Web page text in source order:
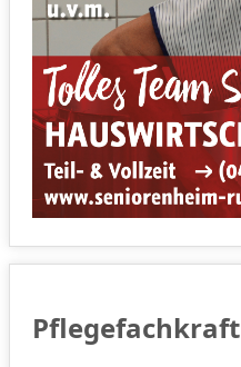
Pflegefachkraft